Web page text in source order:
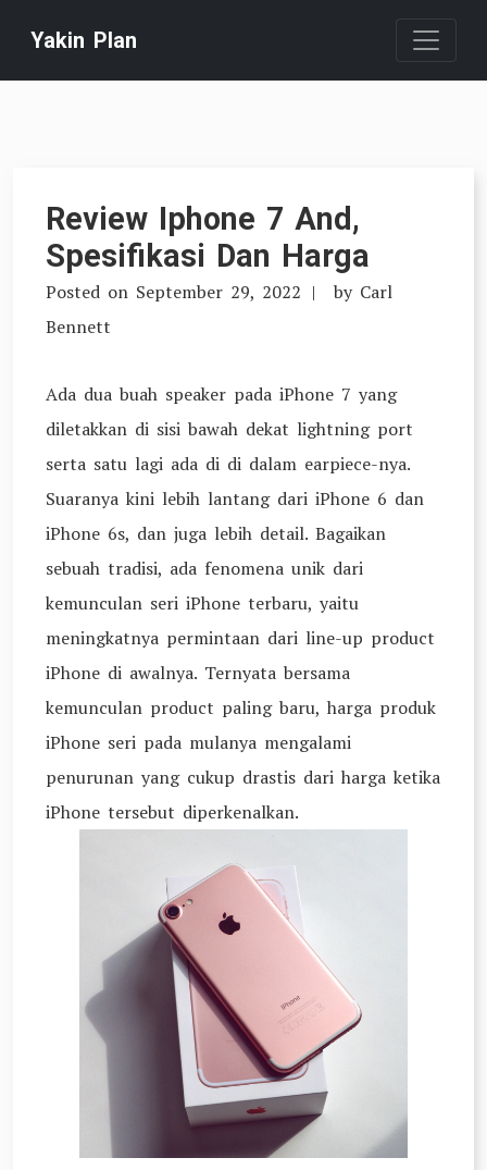
content
Yakin Plan
Review Iphone 7 And,
Spesifikasi Dan Harga
Posted on September 29, 2022 by Carl
Bennett
Ada dua buah speaker pada iPhone 7 yang
diletakkan di sisi bawah dekat lightning port
serta satu lagi ada di di dalam earpiece-nya.
Suaranya kini lebih lantang dari iPhone 6 dan
iPhone 6s, dan juga lebih detail. Bagaikan
sebuah tradisi, ada fenomena unik dari
kemunculan seri iPhone terbaru, yaitu
meningkatnya permintaan dari line-up product
iPhone di awalnya. Ternyata bersama
kemunculan product paling baru, harga produk
iPhone seri pada mulanya mengalami
penurunan yang cukup drastis dari harga ketika
iPhone tersebut diperkenalkan.